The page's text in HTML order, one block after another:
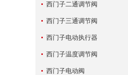
西门子二通调节阀
西门子三通调节阀
西门子电动执行器
西门子温度调节阀
西门子电动阀